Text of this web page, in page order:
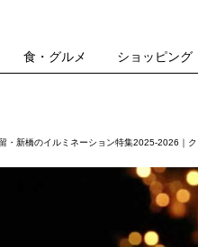
食・グルメ ショッピング
・新橋のイルミネーション特集2025-2026｜